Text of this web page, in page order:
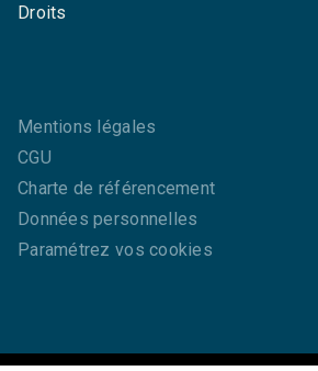
Droits
Mentions légales
CGU
Charte de référencement
Données personnelles
Paramétrez vos cookies